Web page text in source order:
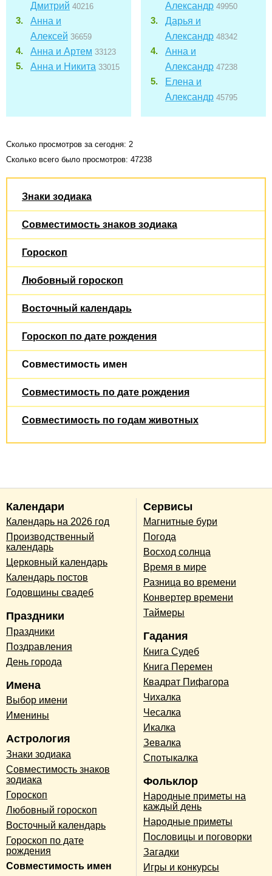
Дмитрий 40216
Анна и
Алексей 36659
Анна и Артем 33123
Анна и Никита 33015
Александр 49950
Дарья и
Александр 48342
Анна и
Александр 47238
Елена и
Александр 45795
Сколько просмотров за сегодня: 2
Сколько всего было просмотров: 47238
Знаки зодиака
Совместимость знаков зодиака
Гороскоп
Любовный гороскоп
Восточный календарь
Гороскоп по дате рождения
Совместимость имен
Совместимость по дате рождения
Совместимость по годам животных
Календари
Календарь на 2026 год
Производственный
календарь
Церковный календарь
Календарь постов
Годовщины свадеб
Праздники
Праздники
Поздравления
День города
Имена
Выбор имени
Именины
Астрология
Знаки зодиака
Совместимость знаков
зодиака
Гороскоп
Любовный гороскоп
Восточный календарь
Гороскоп по дате
рождения
Совместимость имен
Сервисы
Магнитные бури
Погода
Восход солнца
Время в мире
Разница во времени
Конвертер времени
Таймеры
Гадания
Книга Судеб
Книга Перемен
Квадрат Пифагора
Чихалка
Чесалка
Икалка
Зевалка
Спотыкалка
Фольклор
Народные приметы на
каждый день
Народные приметы
Пословицы и поговорки
Загадки
Игры и конкурсы